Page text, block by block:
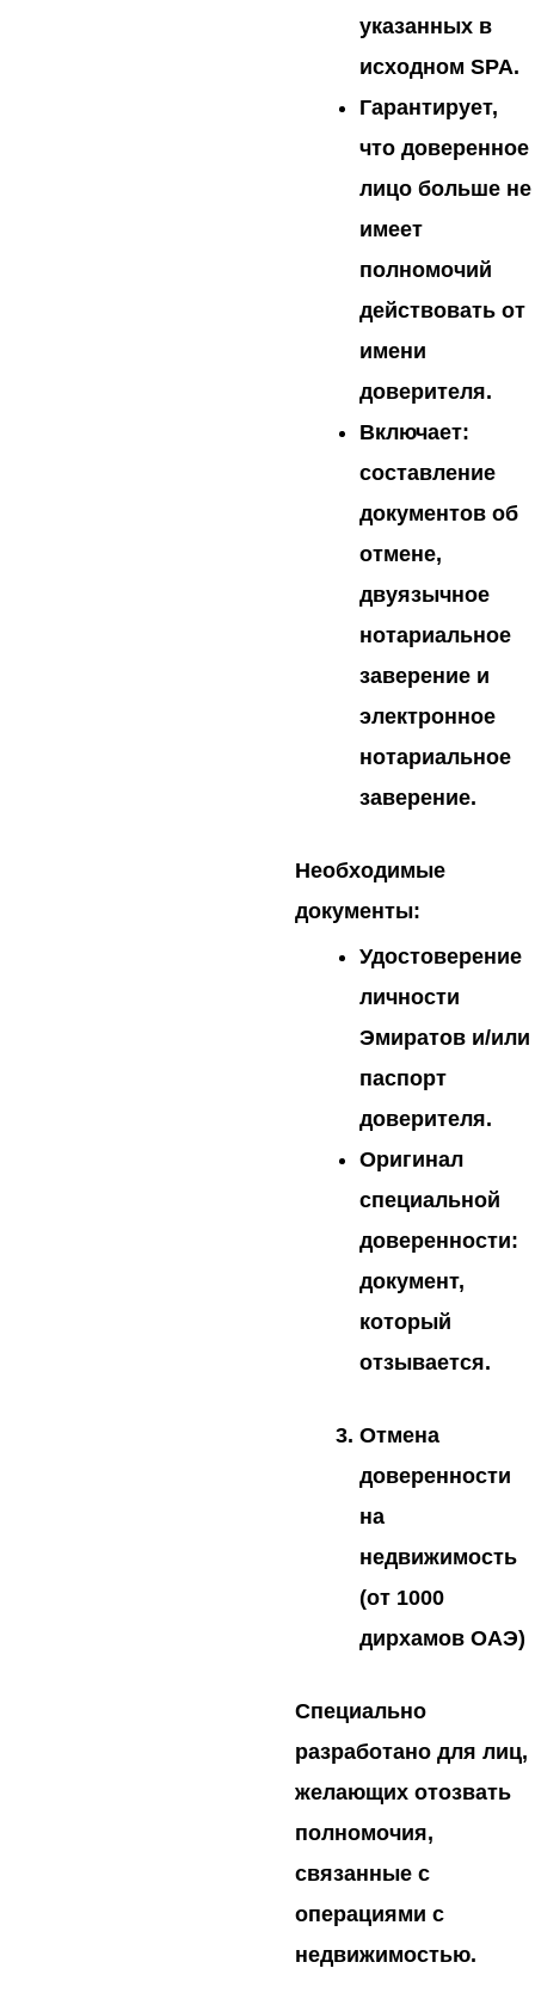
указанных в
исходном SPA.
Гарантирует,
что доверенное
лицо больше не
имеет
полномочий
действовать от
имени
доверителя.
Включает:
составление
документов об
отмене,
двуязычное
нотариальное
заверение и
электронное
нотариальное
заверение.
Необходимые
документы:
Удостоверение
личности
Эмиратов и/или
паспорт
доверителя.
Оригинал
специальной
доверенности:
документ,
который
отзывается.
Отмена
доверенности
на
недвижимость
(от 1000
дирхамов ОАЭ)
Специально
разработано для лиц,
желающих отозвать
полномочия,
связанные с
операциями с
недвижимостью.